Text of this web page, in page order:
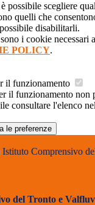
possibile scegliere
quelli che
disabilitarli.
i cookie necessari
POLICY.
il funzionamento
il funzionamento non
consultare l'elenco
le preferenze
Istituto Comprensivo
del Tronto e